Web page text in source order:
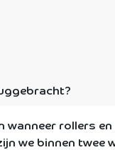
rollers
we binnen twee